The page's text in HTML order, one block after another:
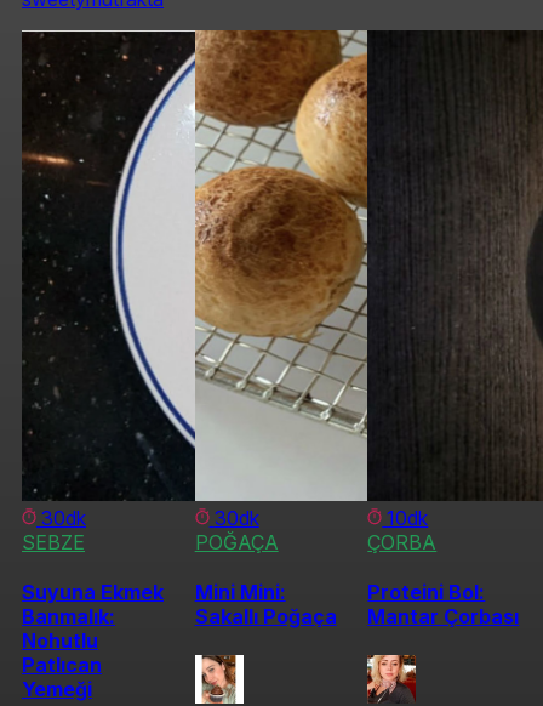
30dk
SEBZE
Suyuna Ekmek
Banmalık:
Nohutlu
Patlıcan
Yemeği
30dk
POĞAÇA
Mini Mini:
Sakallı Poğaça
10dk
ÇORBA
Proteini Bol:
Mantar Çorbası